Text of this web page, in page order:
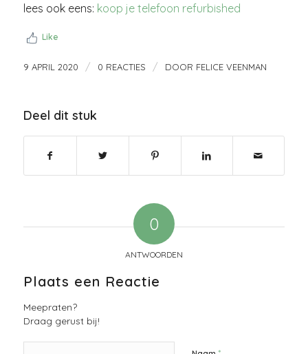
lees ook eens: koop je telefoon refurbished
Like
9 APRIL 2020 / 0 REACTIES / DOOR FELICE VEENMAN
Deel dit stuk
0
ANTWOORDEN
Plaats een Reactie
Meepraten?
Draag gerust bij!